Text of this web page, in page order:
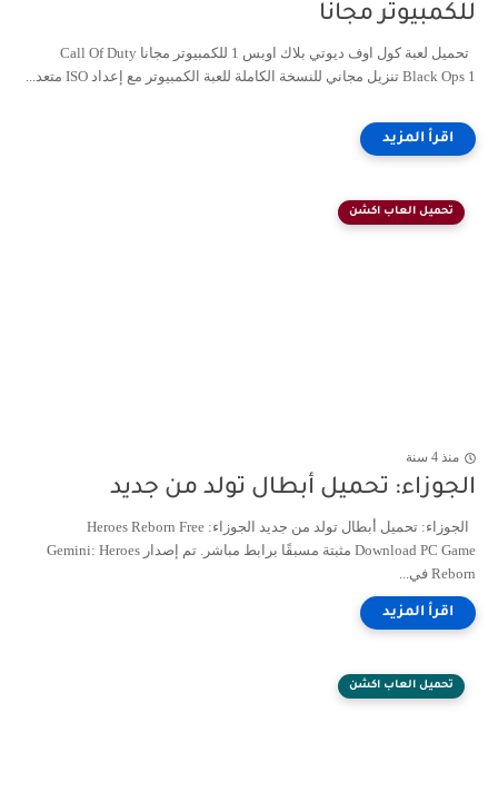
للكمبيوتر مجانا
تحميل لعبة كول اوف ديوتي بلاك اوبس 1 للكمبيوتر مجانا Call Of Duty
Black Ops 1 تنزيل مجاني للنسخة الكاملة للعبة الكمبيوتر مع إعداد ISO متعد...
تحميل العاب اكشن
منذ 4 سنة
الجوزاء: تحميل أبطال تولد من جديد
الجوزاء: تحميل أبطال تولد من جديد الجوزاء: Heroes Reborn Free
Download PC Game مثبتة مسبقًا برابط مباشر. تم إصدار Gemini: Heroes
Reborn في...
تحميل العاب اكشن